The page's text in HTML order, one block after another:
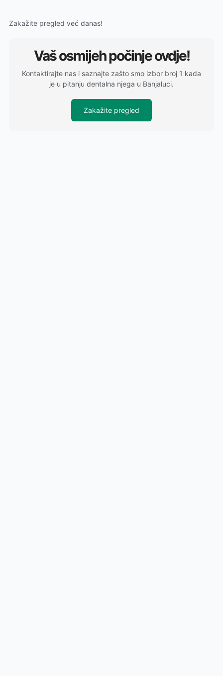
Zakažite pregled već danas!
Vaš osmijeh počinje ovdje!
Kontaktirajte nas i saznajte zašto smo izbor broj 1 kada
je u pitanju dentalna njega u Banjaluci.
Zakažite pregled